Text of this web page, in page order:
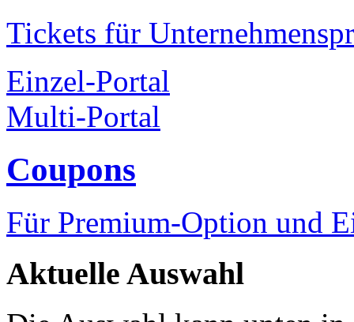
Tickets für
Einzel-Portal
Multi-Portal
Coupons
Für Premium-Option und
Aktuelle Auswahl